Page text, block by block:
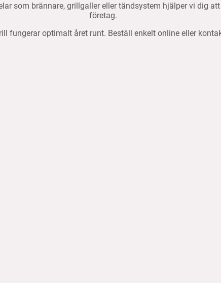
som brännare, grillgaller eller tändsystem hjälper vi dig
företag.
fungerar optimalt året runt. Beställ enkelt online eller